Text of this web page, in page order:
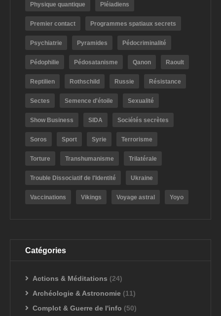
Physique quantique Pléiadiens
Premier contact Programmes spatiaux secrets
Psychiatrie Pyramides Pédocriminalité
Pédophilie Pédosatanisme Qanon Raoult
Reptilien Rothschild Russie Résistance
Sectes Semence d'étoile Sexualité
Show Business SIDA Sociétés secrètes
Soros Sport Syrie Terrorisme
Torture Transhumanisme Trilatérale
Trouble Dissociatif de l'Identité Ukraine
Vaccinations Vikings Voyage astral Yoyo
Catégories
Actions & Méditations (24)
Archéologie & Astronomie (11)
Complot & Guerre de l'info (50)